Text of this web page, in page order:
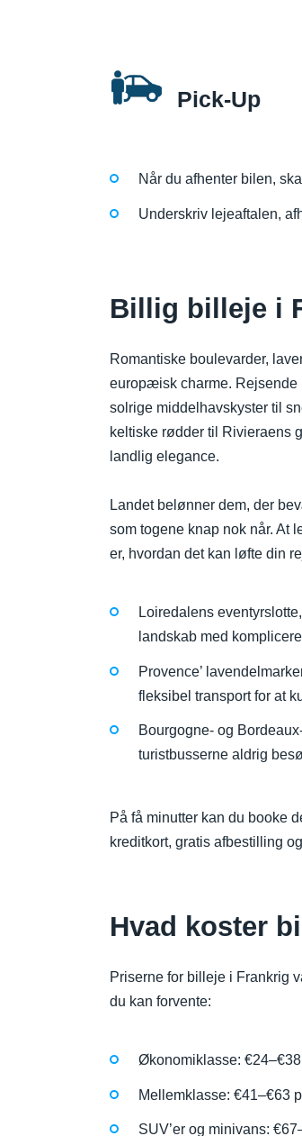
Pick-Up
Når du afhenter bilen,
Underskriv lejeaftalen,
Billig billeje i
Romantiske boulevarder,
europæisk charme. Rejsende
solrige middelhavskyster til
keltiske rødder til Rivieraens
landlig elegance.
Landet belønner dem, der
som togene knap nok når. At
er, hvordan det kan løfte din
Loiredalens
landskab med
Provence’
fleksibel transport for at
Bourgogne- og
turistbusserne aldrig
På få minutter kan du booke
kreditkort, gratis afbestilling
Hvad koster
Priserne for billeje i Frankrig
du kan forvente:
Økonomiklasse: €24–€38
Mellemklasse: €41–€63
SUV’er og minivans: